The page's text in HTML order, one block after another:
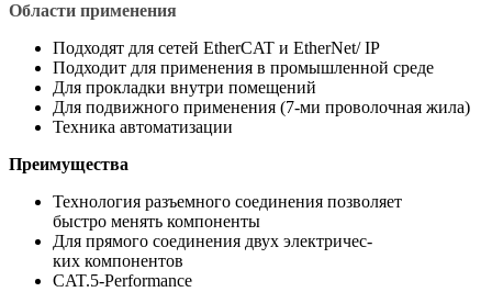
Области применения
Подходят для сетей EtherCAT и EtherNet/ IP
Подходит для применения в промышленной среде
Для прокладки внутри помещений
Для подвижного применения (7-ми проволочная жила)
Техника автоматизации
Преимущества
Технология разъемного соединения позволяет
быстро менять компоненты
Для прямого соединения двух электричес-
ких компонентов
CAT.5-Performance